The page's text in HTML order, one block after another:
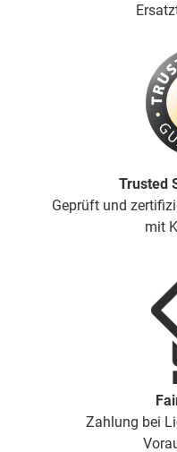
Trusted
Geprüft und
mit
Zahlung bei